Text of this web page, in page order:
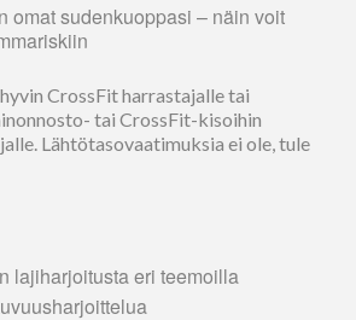
omat sudenkuoppasi – näin voit
CrossFit harrastajalle tai
tai CrossFit-kisoihin
Lähtötasovaatimuksia ei ole, tule
lajiharjoitusta eri teemoilla